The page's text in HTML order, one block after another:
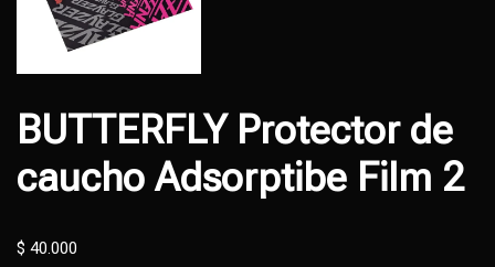
BUTTERFLY Protector de
caucho Adsorptibe Film 2
$ 40.000